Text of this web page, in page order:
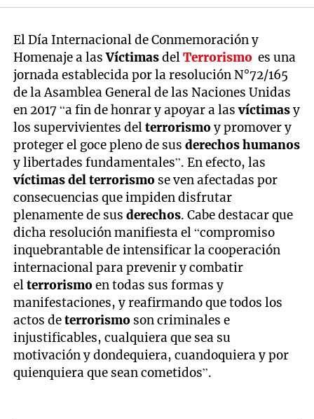
El Día Internacional de Conmemoración y
Homenaje a lasVíctimasdelTerrorismo es una
jornada establecida por la resolución N°72/165
de la Asamblea General de las Naciones Unidas
en 2017 “a fin de honrar y apoyar a lasvíctimasy
los supervivientes delterrorismoy promover y
proteger el goce pleno de sus derechos humanos
y libertades fundamentales”. En efecto, las
víctimas del terrorismo se ven afectadas por
consecuencias que impiden disfrutar
plenamente de susderechos. Cabe destacar que
dicha resolución manifiesta el “compromiso
inquebrantable de intensificar la cooperación
internacional para prevenir y combatir
elterrorismoen todas sus formas y
manifestaciones, y reafirmando que todos los
actos deterrorismo son criminales e
injustificables, cualquiera que sea su
motivación y dondequiera, cuandoquiera y por
quienquiera que sean cometidos”.